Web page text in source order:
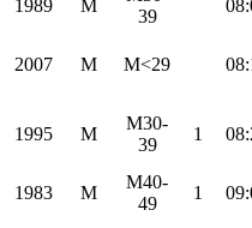
1989 M
39
2007 M M<29
1995 M
M30-
39
1
1983 M
M40-
49
1